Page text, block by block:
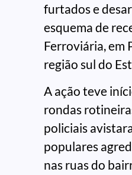
furtados e
esquema de
Ferroviária, em
região sul do
A ação teve
rondas
policiais
populares
nas ruas do